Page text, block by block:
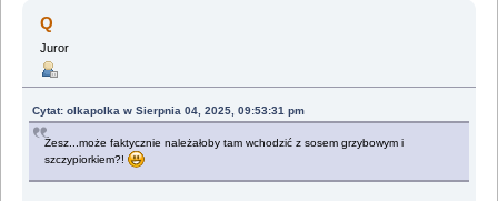
Q
Juror
Cytat: olkapolka w Sierpnia 04, 2025, 09:53:31 pm
Żesz...może faktycznie należałoby tam wchodzić z sosem grzybowym i
szczypiorkiem?!